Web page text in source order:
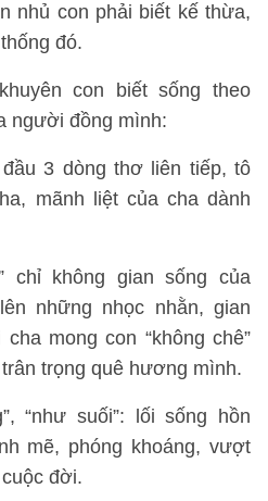
nhủ con phải biết kế thừa,
đó.
con biết sống theo
người đồng mình:
3 dòng thơ liên tiếp, tô
mãnh liệt của cha dành
chỉ không gian sống của
những nhọc nhằn, gian
mong con “không chê”
trọng quê hương mình.
“như suối”: lối sống hồn
mẽ, phóng khoáng, vượt
đời.